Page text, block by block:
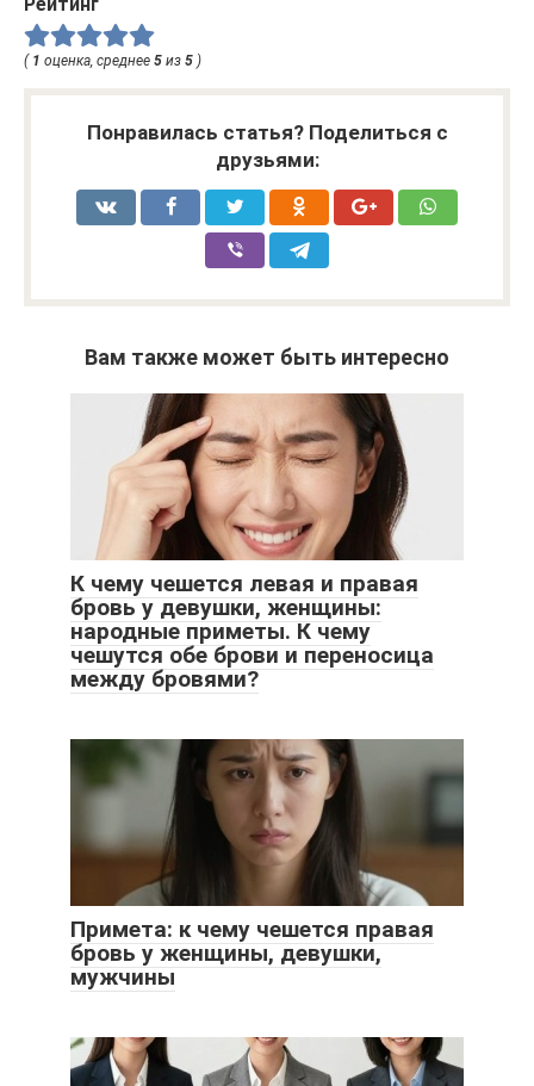
( 1 оценка, среднее 5 из 5 )
Понравилась статья? Поделиться с
друзьями:
Вам также может быть интересно
К чему чешется левая и правая
бровь у девушки, женщины:
народные приметы. К чему
чешутся обе брови и переносица
между бровями?
Примета: к чему чешется правая
бровь у женщины, девушки,
мужчины